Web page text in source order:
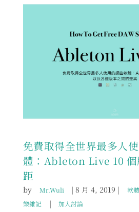
免費取得全世界最多人
體：Ableton Live 10 個
距
by Mr.Wuli |8 月 4, 2019 | 軟
樂雜記
| 加入討論